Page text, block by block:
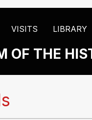
VISITS LIBRARY
OF THE